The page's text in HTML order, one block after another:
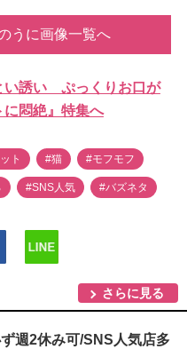
うに画像一覧へ
い誘い ぷっくりお口が
悶絶』特集へ
ト #猫 #モフモフ
#SNS人気 #バズネタ
さらに見る
週2休み可/SNS人気店多